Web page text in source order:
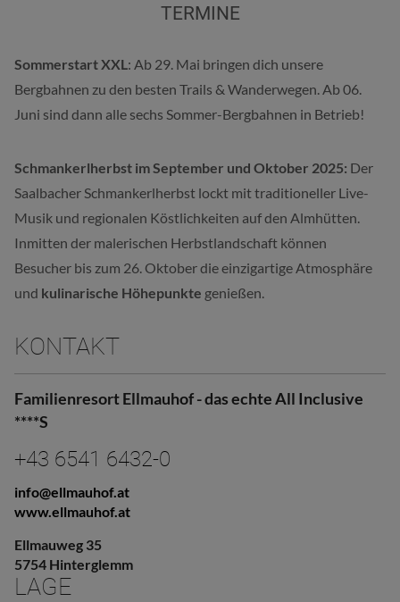
TERMINE
Sommerstart XXL : Ab 29. Mai bringen dich unsere
Bergbahnen zu den besten Trails & Wanderwegen. Ab 06.
Juni sind dann alle sechs Sommer-Bergbahnen in Betrieb!
Schmankerlherbst im September und Oktober 2025: Der
Saalbacher Schmankerlherbst lockt mit traditioneller Live-
Musik und regionalen Köstlichkeiten auf den Almhütten.
Inmitten der malerischen Herbstlandschaft können
Besucher bis zum 26. Oktober die einzigartige Atmosphäre
und kulinarische Höhepunkte genießen.
KONTAKT
Familienresort Ellmauhof - das echte All Inclusive
****S
+43 6541 6432-0
info@ellmauhof.at
www.ellmauhof.at
Ellmauweg 35
5754 Hinterglemm
LAGE